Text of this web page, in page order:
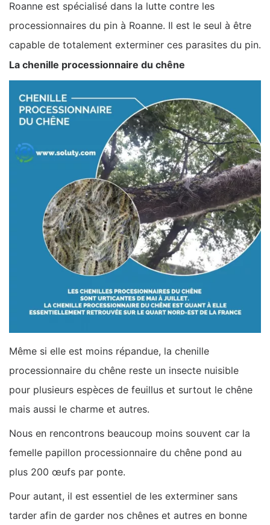
Roanne est spécialisé dans la lutte contre les
processionnaires du pin à Roanne. Il est le seul à être
capable de totalement exterminer ces parasites du pin.
La chenille processionnaire du chêne
Même si elle est moins répandue, la chenille
processionnaire du chêne reste un insecte nuisible
pour plusieurs espèces de feuillus et surtout le chêne
mais aussi le charme et autres.
Nous en rencontrons beaucoup moins souvent car la
femelle papillon processionnaire du chêne pond au
plus 200 œufs par ponte.
Pour autant, il est essentiel de les exterminer sans
tarder afin de garder nos chênes et autres en bonne